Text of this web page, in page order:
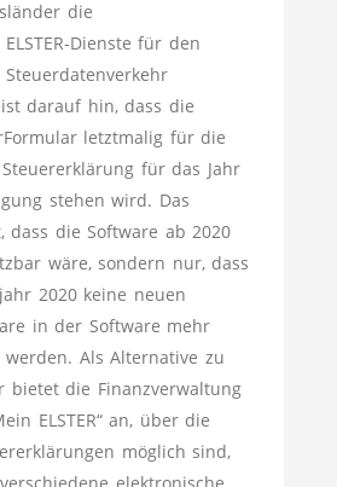
die
Dienste für den
darauf hin, dass die
letztmalig für die
für das Jahr
stehen wird. Das
dass die Software ab 2020
wäre, sondern nur, dass
2020 keine neuen
in der Software mehr
Als Alternative zu
bietet die Finanzverwaltung
ELSTER“ an, über die
möglich sind,